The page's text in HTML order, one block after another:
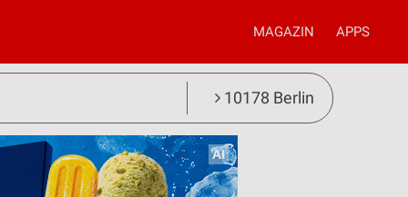
MAGAZIN APPS
10178 Berlin